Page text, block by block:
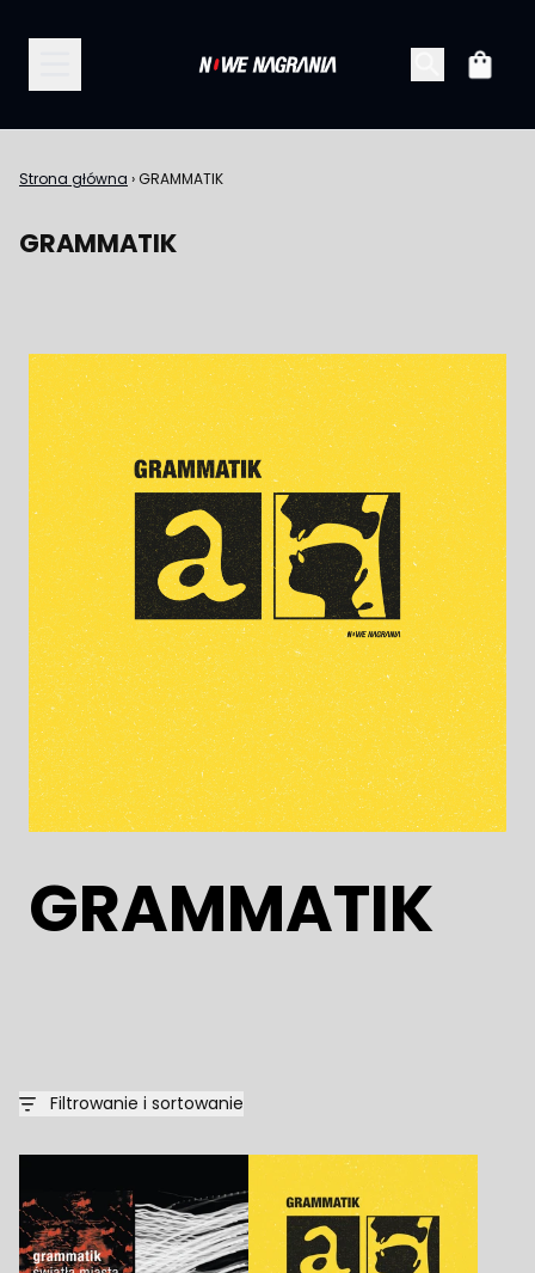
Strona główna › GRAMMATIK
GRAMMATIK
GRAMMATIK
Filtrowanie i sortowanie